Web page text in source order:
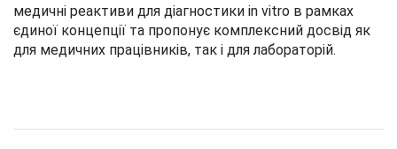
медичні реактиви для діагностики in vitro в рамках
єдиної концепції та пропонує комплексний досвід як
для медичних працівників, так і для лабораторій.